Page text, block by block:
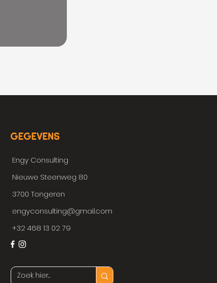
GEGEVENS
Engy Consulting
Nieuwe Steenweg 80
3700 Tongeren
engyconsulting@gmail.com
+32 468 13 02 79